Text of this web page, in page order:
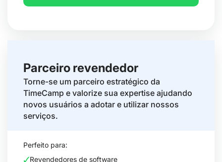
Parceiro revendedor
Torne-se um parceiro estratégico da
TimeCamp e valorize sua expertise ajudando
novos usuários a adotar e utilizar nossos
serviços.
Perfeito para:
Revendedores de software